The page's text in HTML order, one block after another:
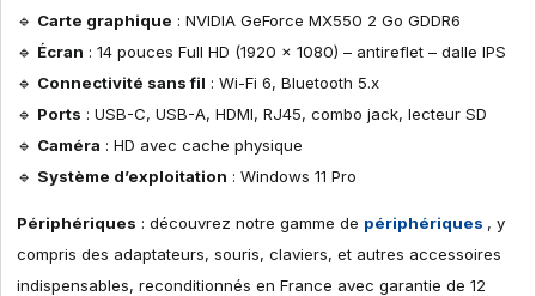
🔹 Carte graphique : NVIDIA GeForce MX550 2 Go GDDR6
🔹 Écran : 14 pouces Full HD (1920 × 1080) – antireflet – dalle IPS
🔹 Connectivité sans fil : Wi-Fi 6, Bluetooth 5.x
🔹 Ports : USB-C, USB-A, HDMI, RJ45, combo jack, lecteur SD
🔹 Caméra : HD avec cache physique
🔹 Système d’exploitation : Windows 11 Pro
Périphériques : découvrez notre gamme de périphériques , y
compris des adaptateurs, souris, claviers, et autres accessoires
indispensables, reconditionnés en France avec garantie de 12